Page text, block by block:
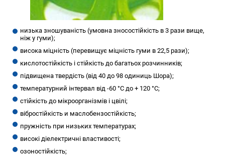
низька зношуваність (умовна зносостійкість в 3 рази вище,
ніж у гуми);
висока міцність (перевищує міцність гуми в 22,5 рази);
кислотостійкість і стійкість до багатьох розчинників;
підвищена твердість (від 40 до 98 одиниць Шора);
температурний інтервал від -60 °С до + 120 °С;
стійкість до мікроорганізмів і цвілі;
вібростійкість и маслобензостійкість;
пружність при низьких температурах;
високі діелектричні властивості;
озоностійкість;